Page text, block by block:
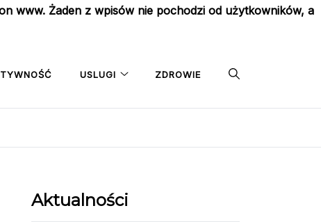
www. Żaden z wpisów nie pochodzi od użytkowników, a
USLUGI ZDROWIE
Aktualności